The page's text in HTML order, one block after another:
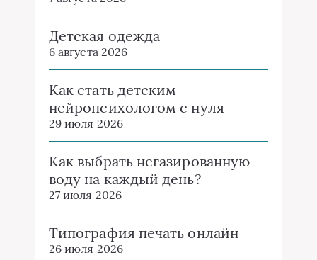
Детская одежда
6 августа 2026
Как стать детским
нейропсихологом с нуля
29 июля 2026
Как выбрать негазированную
воду на каждый день?
27 июля 2026
Типография печать онлайн
26 июля 2026